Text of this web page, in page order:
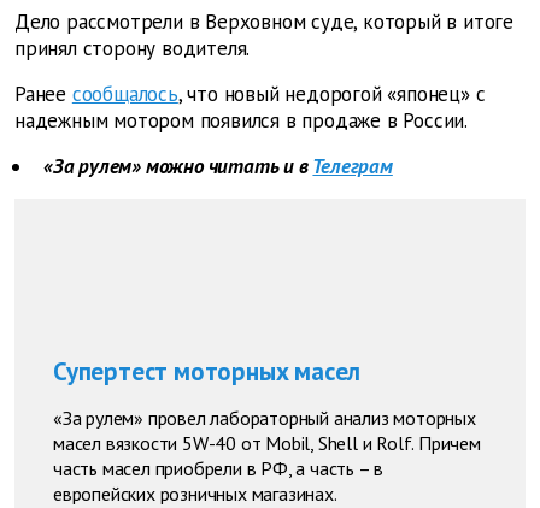
Дело рассмотрели в Верховном суде, который в итоге
принял сторону водителя.
Ранее сообщалось, что новый недорогой «японец» с
надежным мотором появился в продаже в России.
«За рулем» можно читать и вТелеграм
Супертест моторных масел
«За рулем» провел лабораторный анализ моторных
масел вязкости 5W-40 от Mobil, Shell и Rolf. Причем
часть масел приобрели в РФ, а часть – в
европейских розничных магазинах.